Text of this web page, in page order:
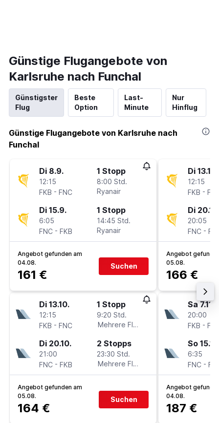
Günstige Flugangebote von
Karlsruhe nach Funchal
Günstigster
Flug
Beste
Option
Last-
Minute
Nur
Hinflug
Günstige Flugangebote von Karlsruhe nach
Funchal
Di 8.9.
12:15
FKB - FNC
1 Stopp
8:00 Std.
Ryanair
Di 15.9.
6:05
FNC - FKB
1 Stopp
14:45 Std.
Ryanair
Angebot gefunden am
04.08.
161 €
Suchen
Di 13.10.
12:15
FKB - FNC
1 Stopp
9:20 Std.
Mehrere Fluglinien
Di 20.10.
21:00
FNC - FKB
2 Stopps
23:30 Std.
Mehrere Fluglinien
Angebot gefunden am
05.08.
164 €
Suchen
Di 13.10.
12:15
FKB -
Di
20:05
FNC -
Angebot
05.08.
166 €
Sa 7.11.
20:00
FKB -
So 15.11.
6:35
FNC -
Angebot
04.08.
187 €